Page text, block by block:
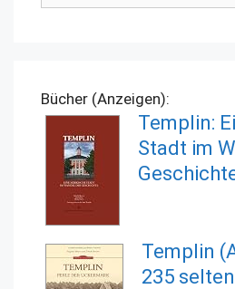
Bücher (Anzeigen):
Templin:
Stadt im
Templin
235